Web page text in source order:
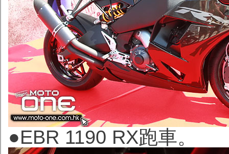
●EBR 1190 RX跑車。